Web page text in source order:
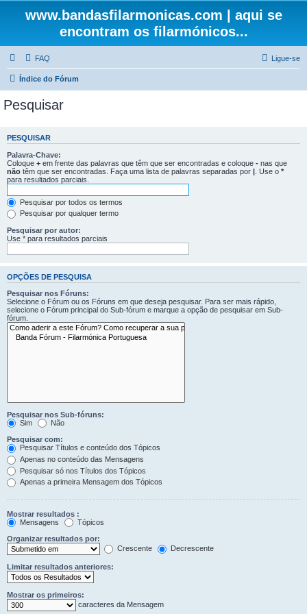
www.bandasfilarmonicas.com | aqui se
encontram os filarmónicos...
FAQ Ligue-se
Índice do Fórum
Pesquisar
PESQUISAR
Palavra-Chave:
Coloque + em frente das palavras que têm que ser encontradas e coloque - nas que
não têm que ser encontradas. Faça uma lista de palavras separadas por | . Use o *
para resultados parciais.
Pesquisar por todos os termos
Pesquisar por qualquer termo
Pesquisar por autor:
Use * para resultados parciais
OPÇÕES DE PESQUISA
Pesquisar nos Fóruns:
Selecione o Fórum ou os Fóruns em que deseja pesquisar. Para ser mais rápido,
selecione o Fórum principal do Sub-fórum e marque a opção de pesquisar em Sub-
fórum.
Pesquisar nos Sub-fóruns:
Sim
Não
Pesquisar com:
Pesquisar Títulos e conteúdo dos Tópicos
Apenas no conteúdo das Mensagens
Pesquisar só nos Títulos dos Tópicos
Apenas a primeira Mensagem dos Tópicos
Mostrar resultados :
Mensagens
Tópicos
Organizar resultados por:
Crescente
Decrescente
Limitar resultados anteriores:
Mostrar os primeiros:
caracteres da Mensagem